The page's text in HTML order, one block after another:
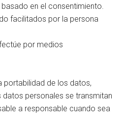
en el consentimiento.
facilitados por la persona
por medios
portabilidad de los datos,
personales se transmitan
a responsable cuando sea